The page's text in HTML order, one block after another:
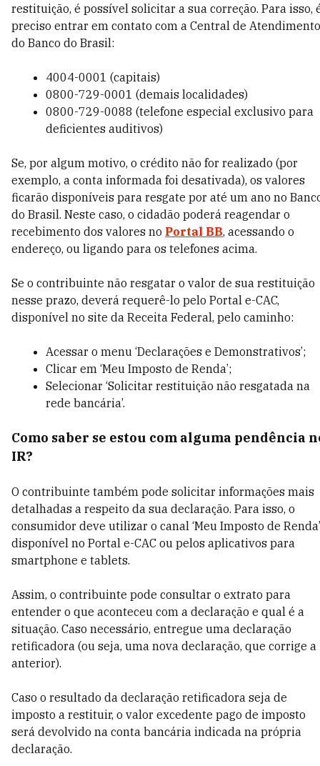
restituição, é possível solicitar a sua correção. Para isso,
preciso entrar em contato com a Central de Atendimento
do Banco do Brasil:
4004-0001 (capitais)
0800-729-0001 (demais localidades)
0800-729-0088 (telefone especial exclusivo para
deficientes auditivos)
Se, por algum motivo, o crédito não for realizado (por
exemplo, a conta informada foi desativada), os valores
ficarão disponíveis para resgate por até um ano no
do Brasil. Neste caso, o cidadão poderá reagendar o
recebimento dos valores no Portal BB, acessando o
endereço, ou ligando para os telefones acima.
Se o contribuinte não resgatar o valor de sua restituição
nesse prazo, deverá requerê-lo pelo Portal e-CAC,
disponível no site da Receita Federal, pelo caminho:
Acessar o menu ‘Declarações e Demonstrativos’;
Clicar em ‘Meu Imposto de Renda’;
Selecionar ‘Solicitar restituição não resgatada na
rede bancária’.
Como saber se estou com alguma pendência
IR?
O contribuinte também pode solicitar informações mais
detalhadas a respeito da sua declaração. Para isso, o
consumidor deve utilizar o canal ‘Meu Imposto de
disponível no Portal e-CAC ou pelos aplicativos para
smartphone e tablets.
Assim, o contribuinte pode consultar o extrato para
entender o que aconteceu com a declaração e qual é a
situação. Caso necessário, entregue uma declaração
retificadora (ou seja, uma nova declaração, que corrige a
anterior).
Caso o resultado da declaração retificadora seja de
imposto a restituir, o valor excedente pago de imposto
será devolvido na conta bancária indicada na própria
declaração.